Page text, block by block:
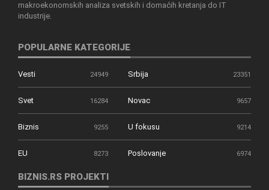
makroekonomskih analiza svetskih i domaćih kretanja do IT
industrije.
POPULARNE KATEGORIJE
Vesti 24949 Srbija 23351
Svet 16284 Novac 9657
Biznis 9255 U fokusu 9214
EU 8273 Poslovanje 6974
BIZNIS.RS PROJEKTI